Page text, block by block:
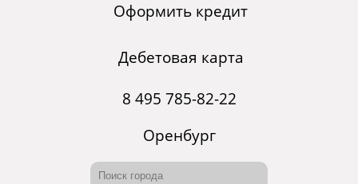
Оформить кредит
Дебетовая карта
8 495 785-82-22
Оренбург